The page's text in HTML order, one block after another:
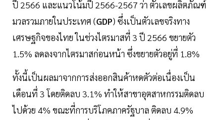
ปี 2566 และแนวโน้มปี 2566-2567 ว่า ตัวเลขผลิตภัณฑ์
มวลรวมภายในประเทศ (GDP) ซึ่งเป็นตัวเลขจริงทาง
เศรษฐกิจของไทย ในช่วงไตรมาสที่ 3 ปี 2566 ขยายตัว
1.5% ลดลงจากไตรมาสก่อนหน้า ซึ่งขยายตัวอยู่ที่ 1.8%
ทั้งนี้เป็นผลมาจากการส่งออกสินค้าหดตัวต่อเนื่องเป็น
เดือนที่ 3 โดยติดลบ 3.1% ทำให้สาขาอุตสาหกรรมติดลบ
ไปด้วย 4% ขณะที่การบริโภคภาครัฐบาล ติดลบ 4.9%